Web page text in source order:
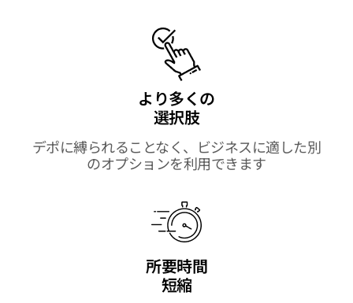
より多くの
選択肢
デポに縛られることなく、ビジネスに適した別
のオプションを利用できます
所要時間
短縮